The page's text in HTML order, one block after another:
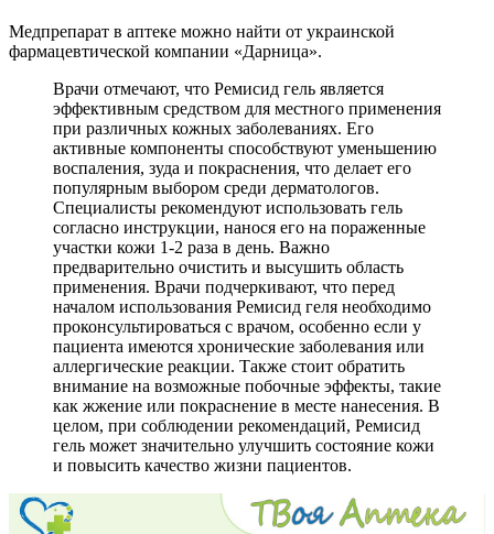
Медпрепарат в аптеке можно найти от украинской
фармацевтической компании «Дарница».
Врачи отмечают, что Ремисид гель является
эффективным средством для местного применения
при различных кожных заболеваниях. Его
активные компоненты способствуют уменьшению
воспаления, зуда и покраснения, что делает его
популярным выбором среди дерматологов.
Специалисты рекомендуют использовать гель
согласно инструкции, нанося его на пораженные
участки кожи 1-2 раза в день. Важно
предварительно очистить и высушить область
применения. Врачи подчеркивают, что перед
началом использования Ремисид геля необходимо
проконсультироваться с врачом, особенно если у
пациента имеются хронические заболевания или
аллергические реакции. Также стоит обратить
внимание на возможные побочные эффекты, такие
как жжение или покраснение в месте нанесения. В
целом, при соблюдении рекомендаций, Ремисид
гель может значительно улучшить состояние кожи
и повысить качество жизни пациентов.